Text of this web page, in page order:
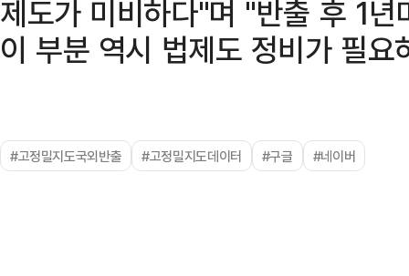
제도가 미비하다"며 "반출 후 1
이 부분 역시 법제도 정비가 필요
#고정밀지도국외반출 #고정밀지도데이터 #구글 #네이버